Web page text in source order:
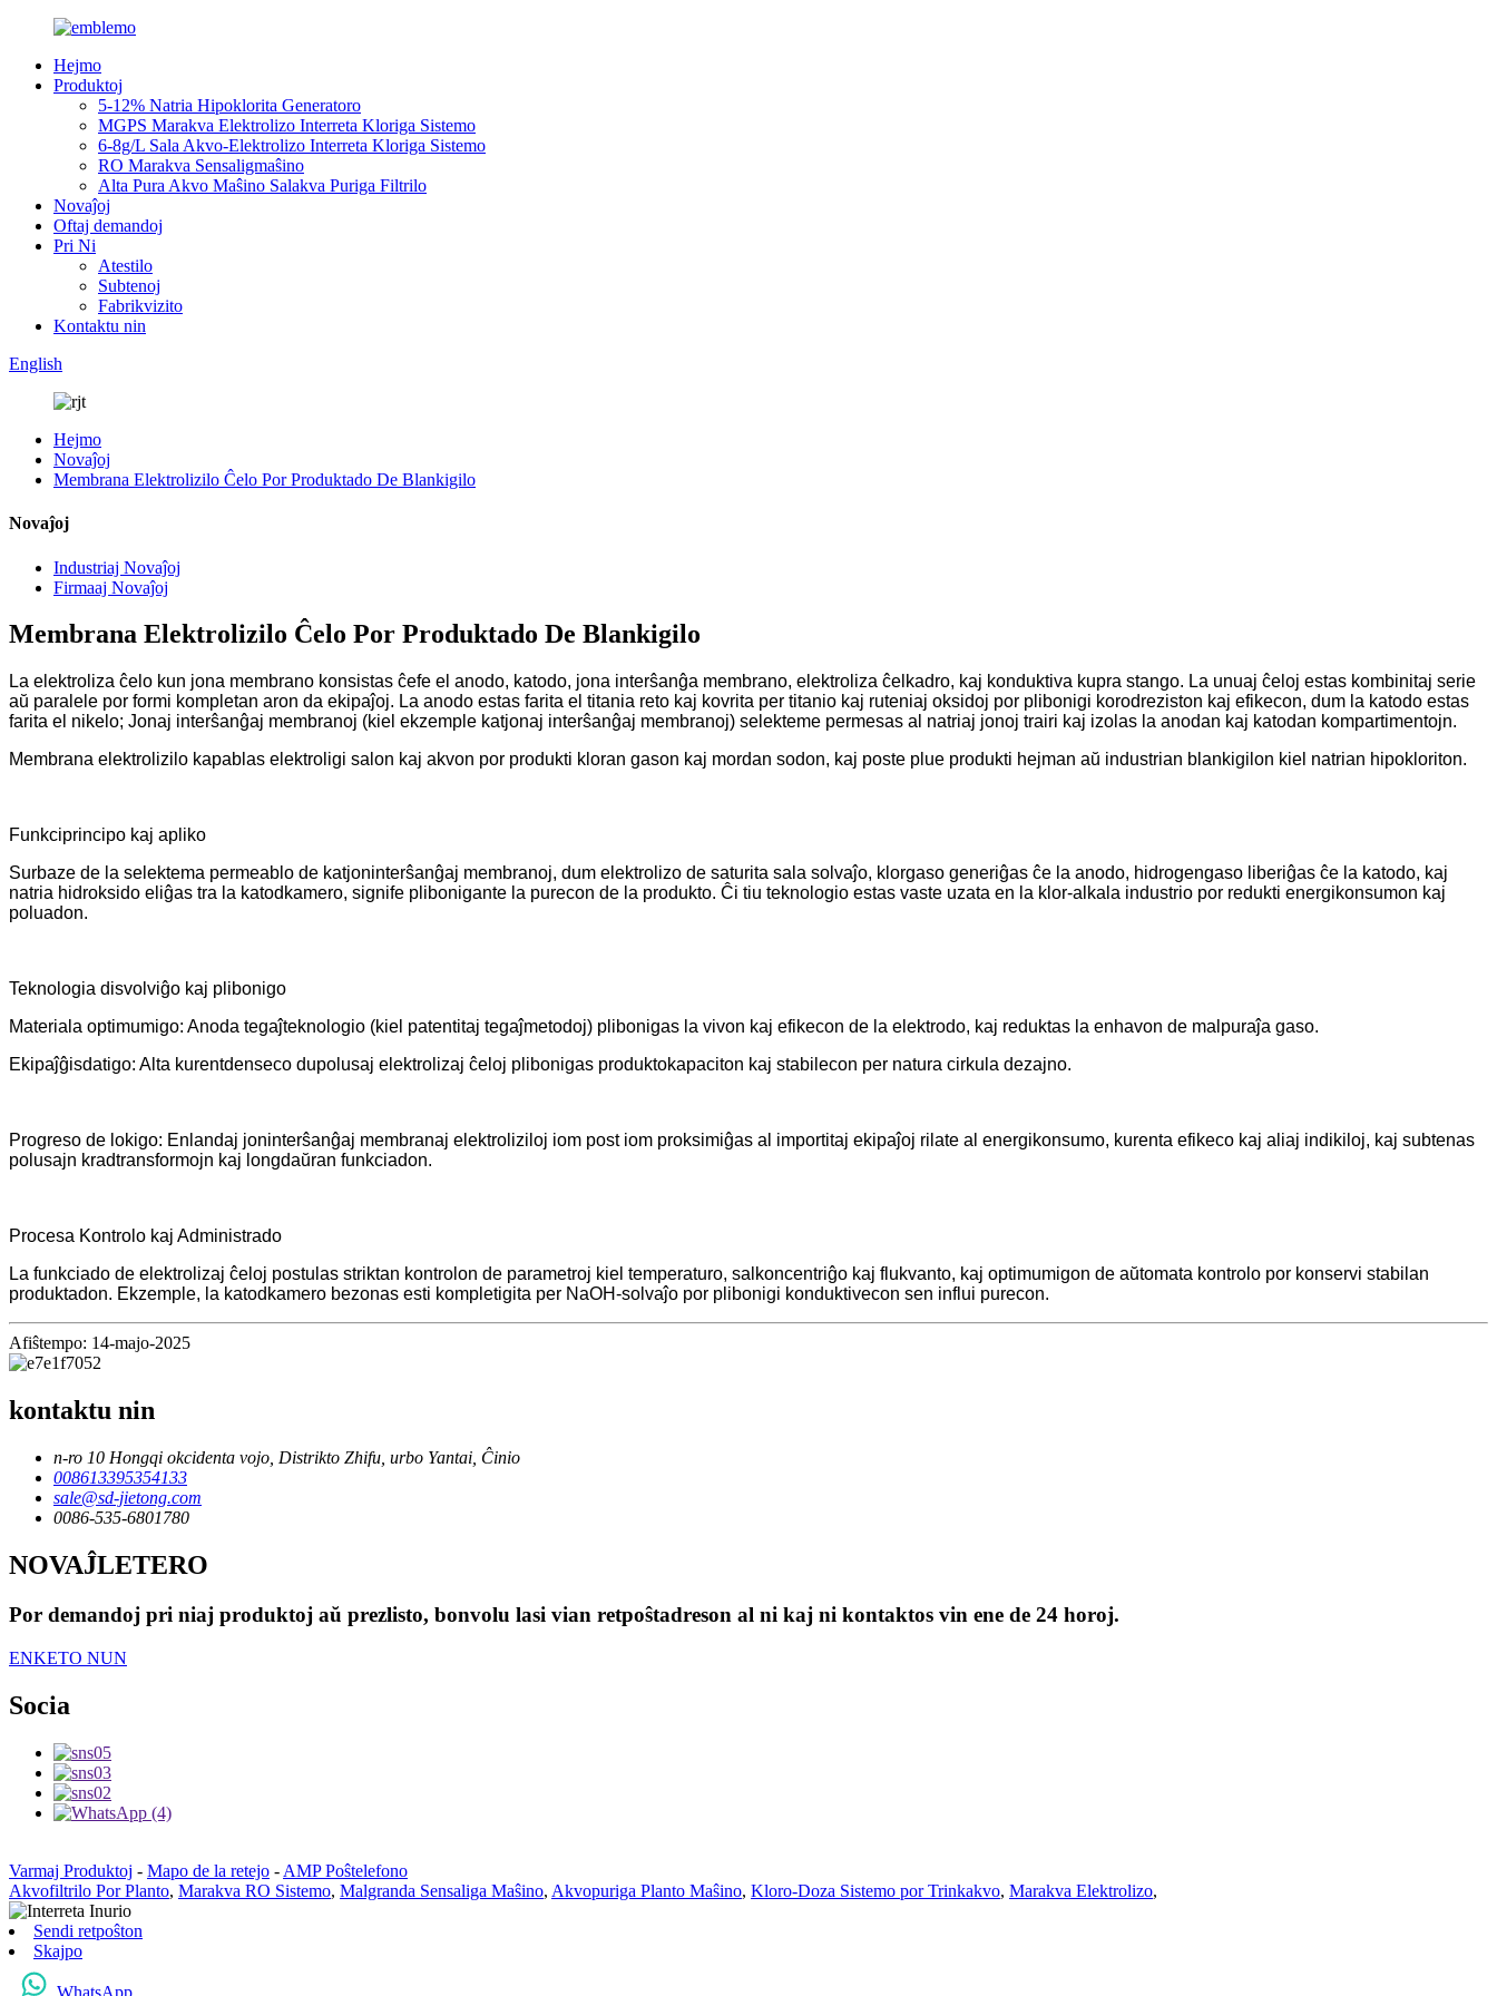
Hejmo
Produktoj
5-12% Natria Hipoklorita Generatoro
MGPS Marakva Elektrolizo Interreta Kloriga Sistemo
6-8g/L Sala Akvo-Elektrolizo Interreta Kloriga Sistemo
RO Marakva Sensaligmaŝino
Alta Pura Akvo Maŝino Salakva Puriga Filtrilo
Novaĵoj
Oftaj demandoj
Pri Ni
Atestilo
Subtenoj
Fabrikvizito
Kontaktu nin
English
Hejmo
Novaĵoj
Membrana Elektrolizilo Ĉelo Por Produktado De Blankigilo
Novaĵoj
Industriaj Novaĵoj
Firmaaj Novaĵoj
Membrana Elektrolizilo Ĉelo Por Produktado De Blankigilo
La elektroliza ĉelo kun jona membrano konsistas ĉefe el anodo, katodo, jona interŝanĝa membrano, elektroliza ĉelkadro, kaj konduktiva kupra stango. La unuaj ĉeloj estas kombinitaj serie
aŭ paralele por formi kompletan aron da ekipaĵoj. La anodo estas farita el titania reto kaj kovrita per titanio kaj ruteniaj oksidoj por plibonigi korodreziston kaj efikecon, dum la katodo estas
farita el nikelo; Jonaj interŝanĝaj membranoj (kiel ekzemple katjonaj interŝanĝaj membranoj) selekteme permesas al natriaj jonoj trairi kaj izolas la anodan kaj katodan kompartimentojn.
Membrana elektrolizilo kapablas elektroligi salon kaj akvon por produkti kloran gason kaj mordan sodon, kaj poste plue produkti hejman aŭ industrian blankigilon kiel natrian hipokloriton.
Funkciprincipo kaj apliko
Surbaze de la selektema permeablo de katjoninterŝanĝaj membranoj, dum elektrolizo de saturita sala solvaĵo, klorgaso generiĝas ĉe la anodo, hidrogengaso liberiĝas ĉe la katodo, kaj
natria hidroksido eliĝas tra la katodkamero, signife plibonigante la purecon de la produkto. Ĉi tiu teknologio estas vaste uzata en la klor-alkala industrio por redukti energikonsumon kaj
poluadon.
Teknologia disvolviĝo kaj plibonigo
Materiala optimumigo: Anoda tegaĵteknologio (kiel patentitaj tegaĵmetodoj) plibonigas la vivon kaj efikecon de la elektrodo, kaj reduktas la enhavon de malpuraĵa gaso.
Ekipaĵĝisdatigo: Alta kurentdenseco dupolusaj elektrolizaj ĉeloj plibonigas produktokapaciton kaj stabilecon per natura cirkula dezajno.
Progreso de lokigo: Enlandaj joninterŝanĝaj membranaj elektroliziloj iom post iom proksimiĝas al importitaj ekipaĵoj rilate al energikonsumo, kurenta efikeco kaj aliaj indikiloj, kaj subtenas
polusajn kradtransformojn kaj longdaŭran funkciadon.
Procesa Kontrolo kaj Administrado
La funkciado de elektrolizaj ĉeloj postulas striktan kontrolon de parametroj kiel temperaturo, salkoncentriĝo kaj flukvanto, kaj optimumigon de aŭtomata kontrolo por konservi stabilan
produktadon. Ekzemple, la katodkamero bezonas esti kompletigita per NaOH-solvaĵo por plibonigi konduktivecon sen influi purecon.
Afiŝtempo: 14-majo-2025
kontaktu nin
n-ro 10 Hongqi okcidenta vojo, Distrikto Zhifu, urbo Yantai, Ĉinio
008613395354133
sale@sd-jietong.com
0086-535-6801780
NOVAĴLETERO
Por demandoj pri niaj produktoj aŭ prezlisto, bonvolu lasi vian retpoŝtadreson al ni kaj ni kontaktos vin ene de 24 horoj.
ENKETO NUN
Socia
Varmaj Produktoj - Mapo de la retejo - AMP Poŝtelefono
Akvofiltrilo Por Planto, Marakva RO Sistemo, Malgranda Sensaliga Maŝino, Akvopuriga Planto Maŝino, Kloro-Doza Sistemo por Trinkakvo, Marakva Elektrolizo,
Sendi retpoŝton
Skajpo
WhatsApp